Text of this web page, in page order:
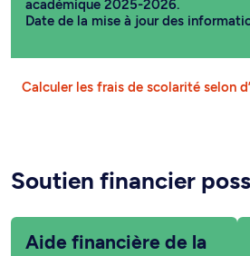
académique 2025-2026.
Date de la mise à jour des
Calculer les frais de scolarité selon
Soutien financier
Aide financière de la